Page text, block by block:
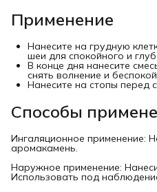
Применение
Нанесите на грудную
шеи для спокойного и
В конце дня нанесите
снять волнение и
Нанесите на стопы перед
Способы
Ингаляционное применение:
аромакамень.
Наружное применение:
Использовать под